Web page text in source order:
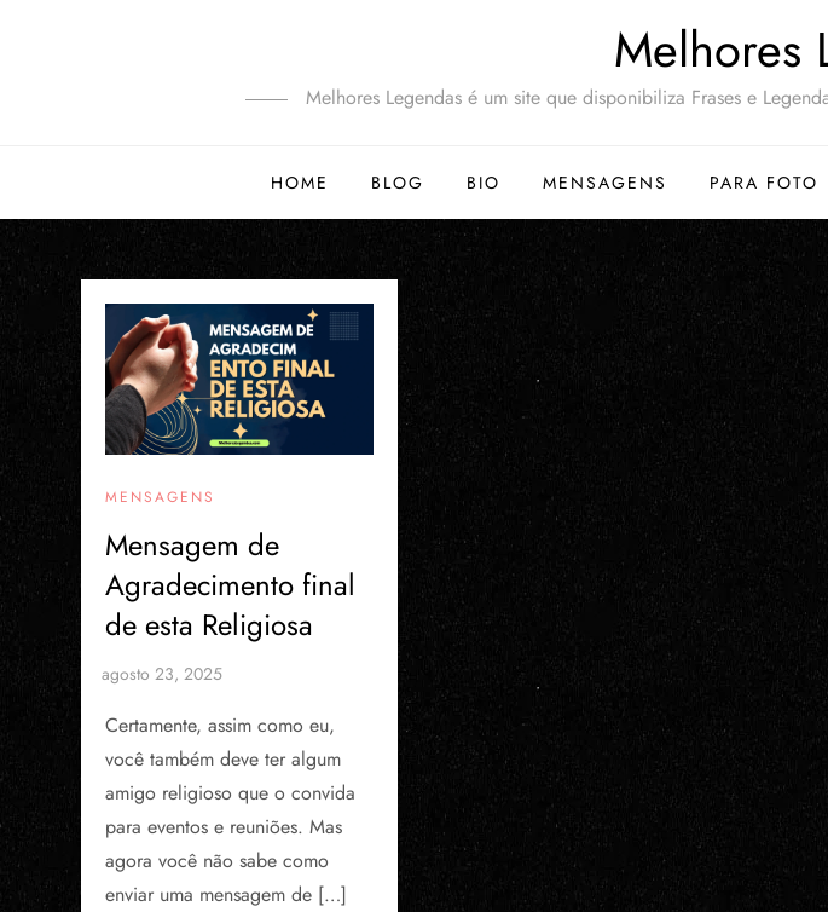
Melhores
Melhores Legendas é um site que disponibiliza Frases e
HOME BLOG BIO MENSAGENS PARA FOTO
MENSAGENS
Mensagem de
Agradecimento final
de esta Religiosa
Certamente, assim como eu,
você também deve ter algum
amigo religioso que o convida
para eventos e reuniões. Mas
agora você não sabe como
enviar uma mensagem de […]